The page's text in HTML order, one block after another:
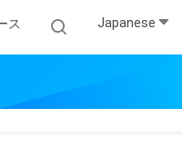
ス Japanese